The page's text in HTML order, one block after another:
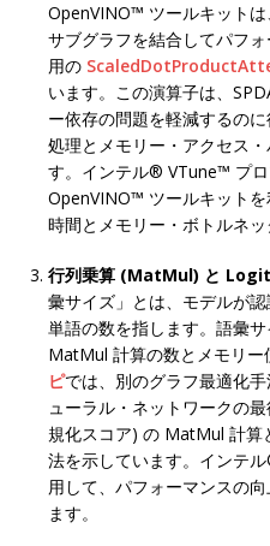
OpenVINO™ ツールキット
サブグラフを結合してパフ
用の
います。この演算子は、
ー依存の問題を軽減するの
処理とメモリー・アクセス
す。インテル® VTune™ プロ
OpenVINO™ ツールキット
時間とメモリー・ボトルネッ
行列乗算 (MatMul) と
彙サイズ」とは、モデルが
単語の数を指します。語彙
MatMul 計算の数とメモリー
ピでは、別のグラフ最適化
ューラル・ネットワークの
規化スコア) の MatMul 計算
法を示しています。インテ
用して、パフォーマンスの
ます。